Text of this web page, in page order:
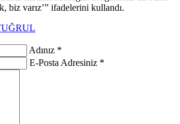
biz varız’” ifadelerini kullandı.
Adınız *
E-Posta Adresiniz *